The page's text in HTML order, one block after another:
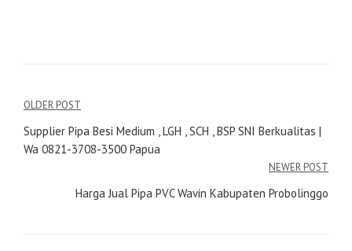
Navigasi
pos
OLDER POST
Supplier Pipa Besi Medium , LGH , SCH , BSP SNI Berkualitas |
Wa 0821-3708-3500 Papua
NEWER POST
Harga Jual Pipa PVC Wavin Kabupaten Probolinggo